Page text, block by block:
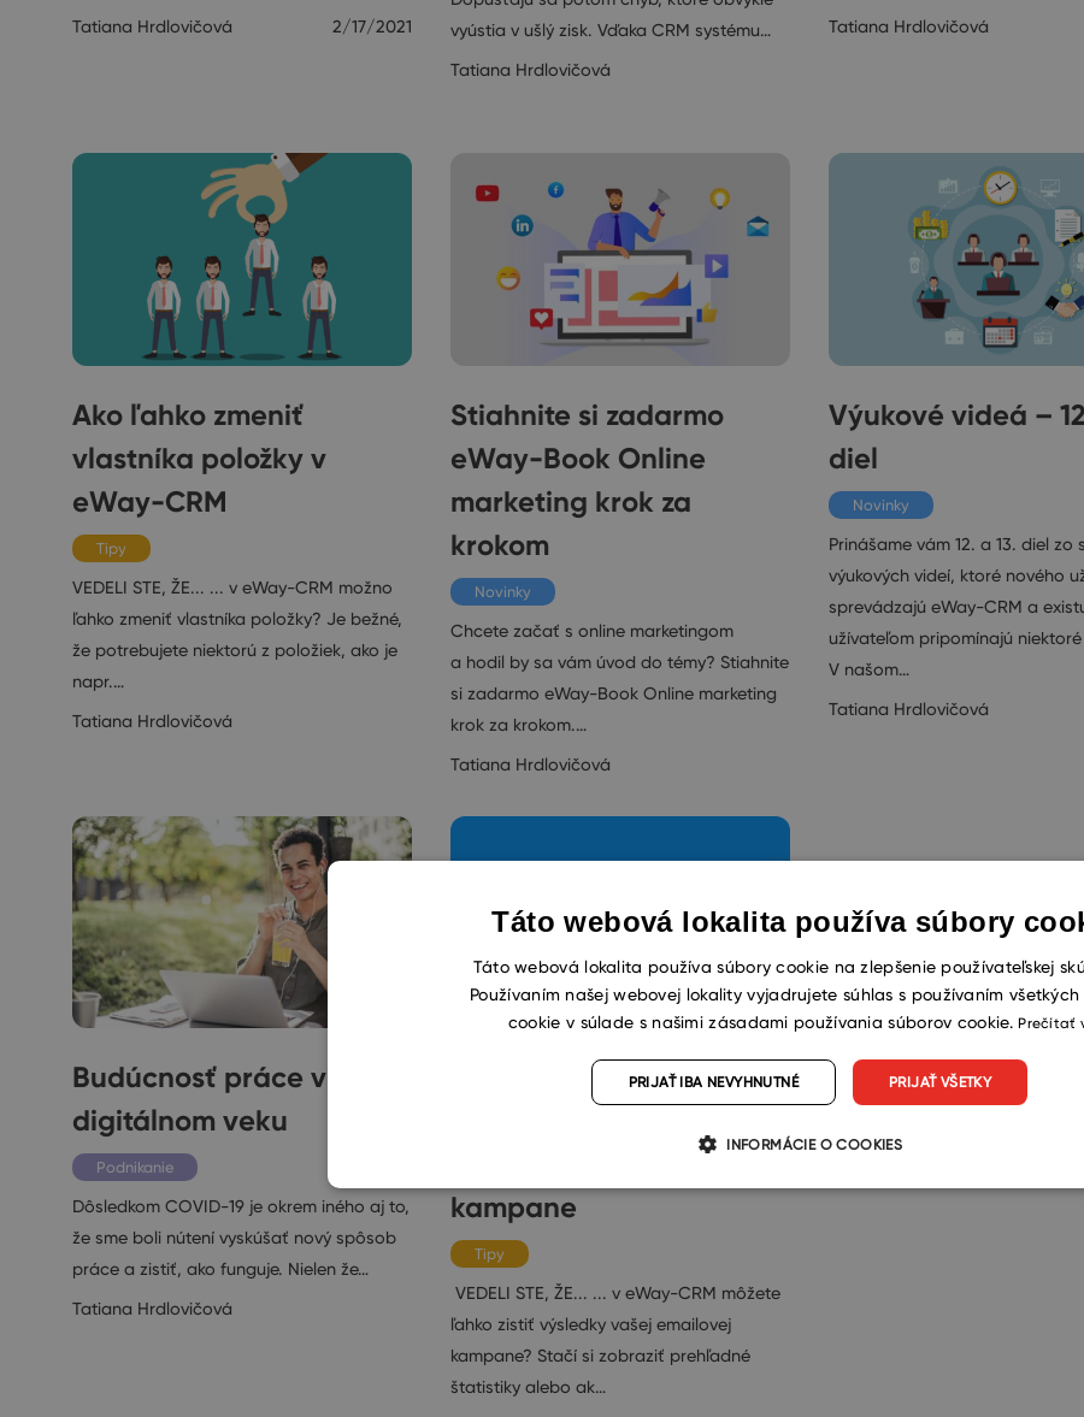
Tatiana Hrdlovičová
2/17/2021
vyústia v ušlý zisk. Vďaka CRM systému…
Tatiana Hrdlovičová
Tatiana Hrdlovičová
Ako ľahko zmeniť
vlastníka položky v
eWay-CRM
Tipy
VEDELI STE, ŽE... ... v eWay-CRM možno
ľahko zmeniť vlastníka položky? Je bežné,
že potrebujete niektorú z položiek, ako je
napr.…
Tatiana Hrdlovičová
Stiahnite si zadarmo
eWay-Book Online
marketing krok za
krokom
Novinky
Chcete začať s online marketingom
a hodil by sa vám úvod do témy? Stiahnite
si zadarmo eWay-Book Online marketing
krok za krokom.…
Tatiana Hrdlovičová
Výukové videá –
diel
Novinky
Prinášame vám 12. a 13. diel zo
výukových videí, ktoré nového
sprevádzajú eWay-CRM a
užívateľom pripomínajú niektoré
V našom…
Tatiana Hrdlovičová
Budúcnosť práce v
digitálnom veku
Podnikanie
Dôsledkom COVID-19 je okrem iného aj to,
že sme boli nútení vyskúšať nový spôsob
práce a zistiť, ako funguje. Nielen že…
Tatiana Hrdlovičová
Ako v eWay-CRM
štatistiky vašej emailovej
kampane
Tipy
VEDELI STE, ŽE... ... v eWay-CRM môžete
ľahko zistiť výsledky vašej emailovej
kampane? Stačí si zobraziť prehľadné
štatistiky alebo ak…
Táto webová lokalita používa súbory
Táto webová lokalita používa súbory cookie na zlepšenie používateľskej
Používaním našej webovej lokality vyjadrujete súhlas s používaním všetkých
cookie v súlade s našimi zásadami používania súborov cookie. Prečítať
PRIJAŤ VŠETKY
PRIJAŤ IBA NEVYHNUTNÉ
INFORMÁCIE O COOKIES